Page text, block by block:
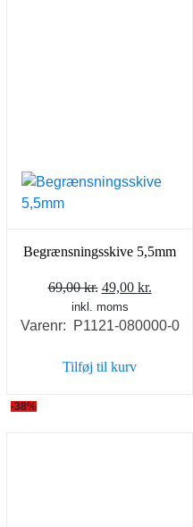
Begrænsningsskive 5,5mm
69,00kr. Den
oprindelige
pris
69,00 kr..
49,00 kr.
pris
inkl. moms
Varenr: P1121-080000-0
Tilføj til kurv
-38%